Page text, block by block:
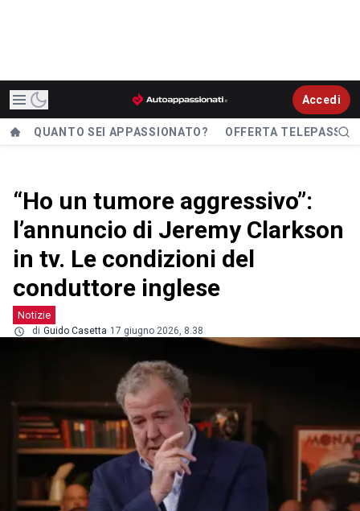
Accedi
QUANTO SEI APPASSIONATO? OFFERTA TELEPASS
“Ho un tumore aggressivo”:
l’annuncio di Jeremy Clarkson
in tv. Le condizioni del
conduttore inglese
Notizie
di Guido Casetta 17 giugno 2026, 8.38